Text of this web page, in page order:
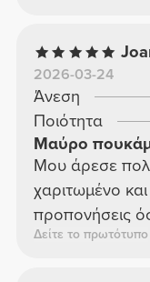
2026-03-24
Άνεση
Ποιότητα
Μαύρο
Μου άρεσε
χαριτωμένο
προπονήσεις
Δείτε το πρωτότυπο